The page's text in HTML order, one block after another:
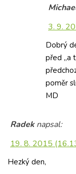
3. 9.
Dobrý
před „a
poměr
MD
Radek napsal:
19. 8. 2015
Hezký den,